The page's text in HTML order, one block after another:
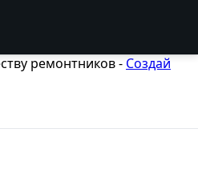
ремонтников - Создай